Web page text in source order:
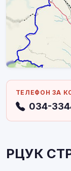
ТЕЛЕФОН ЗА
034-
РЦУК